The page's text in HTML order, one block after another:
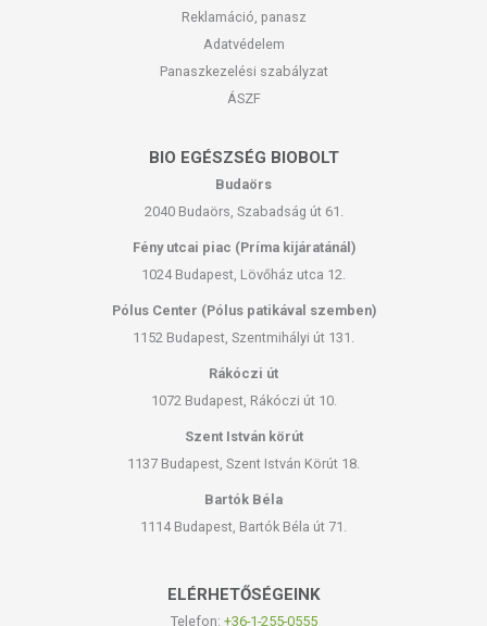
Reklamáció, panasz
Adatvédelem
Panaszkezelési szabályzat
ÁSZF
BIO EGÉSZSÉG BIOBOLT
Budaörs
2040 Budaörs, Szabadság út 61.
Fény utcai piac (Príma kijáratánál)
1024 Budapest, Lövőház utca 12.
Pólus Center (Pólus patikával szemben)
1152 Budapest, Szentmihályi út 131.
Rákóczi út
1072 Budapest, Rákóczi út 10.
Szent István körút
1137 Budapest, Szent István Körút 18.
Bartók Béla
1114 Budapest, Bartók Béla út 71.
ELÉRHETŐSÉGEINK
Telefon: +36-1-255-0555